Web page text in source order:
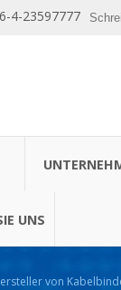
4-23597777
UNS
von